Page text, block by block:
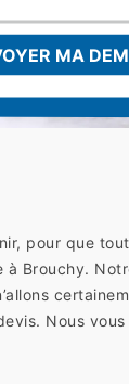
pour que
à Brouchy.
Nous